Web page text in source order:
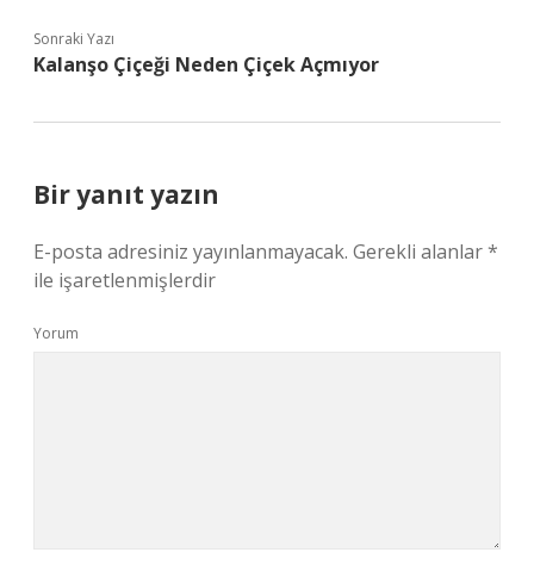
Sonraki Yazı
Kalanşo Çiçeği Neden Çiçek Açmıyor
Bir yanıt yazın
E-posta adresiniz yayınlanmayacak. Gerekli alanlar*
ile işaretlenmişlerdir
Yorum